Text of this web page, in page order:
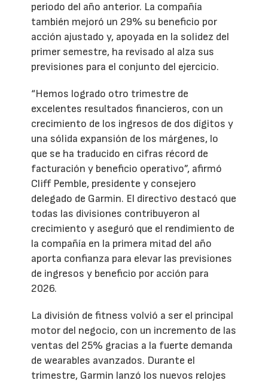
periodo del año anterior. La compañía
también mejoró un 29% su beneficio por
acción ajustado y, apoyada en la solidez del
primer semestre, ha revisado al alza sus
previsiones para el conjunto del ejercicio.
“Hemos logrado otro trimestre de
excelentes resultados financieros, con un
crecimiento de los ingresos de dos dígitos y
una sólida expansión de los márgenes, lo
que se ha traducido en cifras récord de
facturación y beneficio operativo”, afirmó
Cliff Pemble, presidente y consejero
delegado de Garmin. El directivo destacó que
todas las divisiones contribuyeron al
crecimiento y aseguró que el rendimiento de
la compañía en la primera mitad del año
aporta confianza para elevar las previsiones
de ingresos y beneficio por acción para
2026.
La división de fitness volvió a ser el principal
motor del negocio, con un incremento de las
ventas del 25% gracias a la fuerte demanda
de wearables avanzados. Durante el
trimestre, Garmin lanzó los nuevos relojes